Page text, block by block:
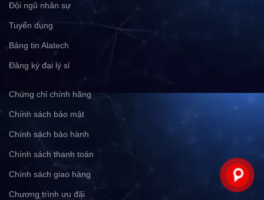
Đội ngũ nhân sự
Tuyển dụng
Bảng tin Alatech
Đăng ký đại lý sỉ
Chứng chỉ chính hãng
Chính sách bảo mật
Chính sách bảo hành
Chính sách thanh toán
Chính sách giao hàng
Chương trình ưu đãi